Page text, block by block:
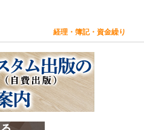
経理・簿記・資金繰り